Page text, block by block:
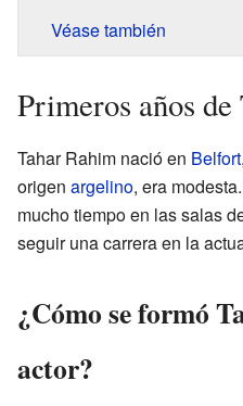
Véase también
Primeros años
Tahar Rahim nació en Belfort
origen argelino, era
mucho tiempo en las salas
seguir una carrera en la
¿Cómo se formó
actor?